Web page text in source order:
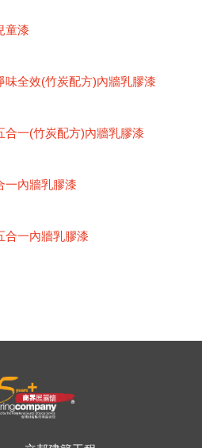
童漆
味全效(竹炭配方)內牆乳膠漆
合一(竹炭配方)內牆乳膠漆
一內牆乳膠漆
合一內牆乳膠漆